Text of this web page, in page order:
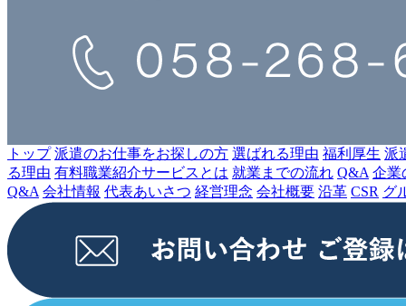
トップ 派遣のお仕事をお探しの⽅ 選ばれる理由 福利厚生 派
る理由 有料職業紹介サービスとは 就業までの流れ Q&A 企業
Q&A 会社情報 代表あいさつ 経営理念 会社概要 沿⾰ CSR グ